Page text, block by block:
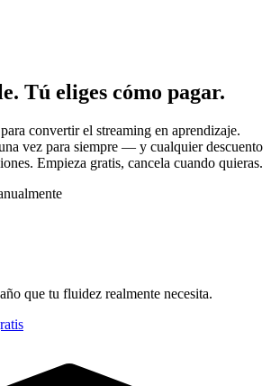
Tú eliges cómo pagar.
convertir el streaming en aprendizaje.
vez para siempre — y cualquier descuento
Empieza gratis, cancela cuando quieras.
que tu fluidez realmente necesita.